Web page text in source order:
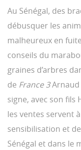
Au Sénégal, des
débusquer les
malheureux en
conseils du
graines d’arbres
de France 3Arnaud
signe, avec son fils
les ventes servent
sensibilisation et
Sénégal et dans le